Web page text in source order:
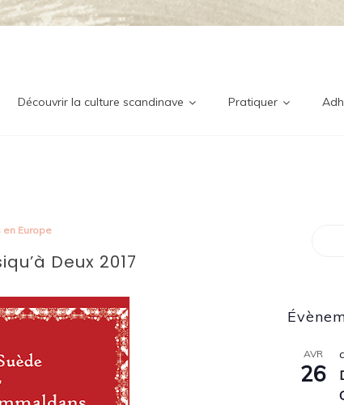
Découvrir la culture scandinave Pratiquer
Europe
Deux 2017
AVR
26